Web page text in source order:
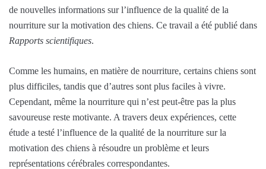
de nouvelles informations sur l’influence de la qualité de la
nourriture sur la motivation des chiens. Ce travail a été publié dans
Rapports scientifiques.
Comme les humains, en matière de nourriture, certains chiens sont
plus difficiles, tandis que d’autres sont plus faciles à vivre.
Cependant, même la nourriture qui n’est peut-être pas la plus
savoureuse reste motivante. A travers deux expériences, cette
étude a testé l’influence de la qualité de la nourriture sur la
motivation des chiens à résoudre un problème et leurs
représentations cérébrales correspondantes.